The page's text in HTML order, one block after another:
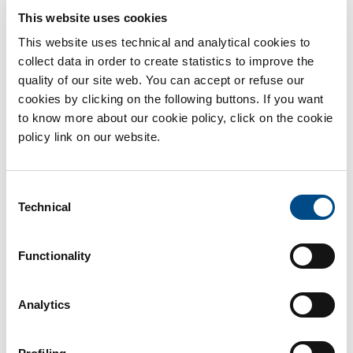
This website uses cookies
This website uses technical and analytical cookies to
collect data in order to create statistics to improve the
quality of our site web. You can accept or refuse our
cookies by clicking on the following buttons. If you want
to know more about our cookie policy, click on the cookie
policy link on our website.
Selection
Technical
Functionality
Analytics
DiBiotechSol | Marzo 17th, 2017 | Alimentazione,Wellness
Continua a leggere